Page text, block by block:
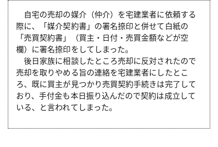
自宅の売却の媒介（仲介）を宅建業者に依頼する
際に、「媒介契約書」の署名捺印と併せて白紙の
「売買契約書」（買主・日付・売買金額などが空
欄）に署名捺印をしてしまった。
後日家族に相談したところ売却に反対されたので
売却を取りやめる旨の連絡を宅建業者にしたとこ
ろ、既に買主が見つかり売買契約手続きは完了して
おり、手付金も本日振り込んだので契約は成立して
いる、と言われてしまった。